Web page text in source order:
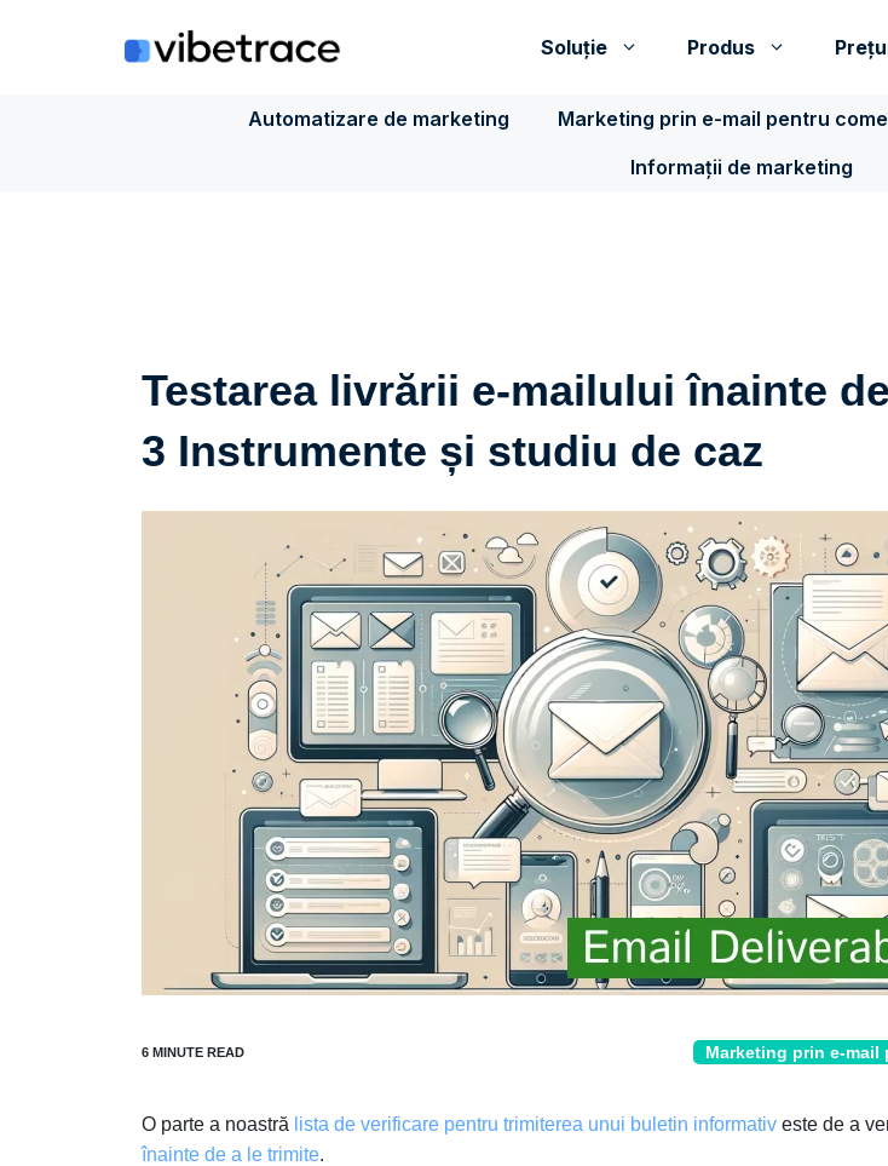
Soluţie Produs
Automatizare de marketing Marketing prin e-mail pentru
Informații de marketing
Testarea livrării e-mailului înainte
3 Instrumente și studiu de caz
Marketing prin e-
O parte a noastră lista de verificare pentru trimiterea unui buletin informativ este de a
înainte de a le trimite.